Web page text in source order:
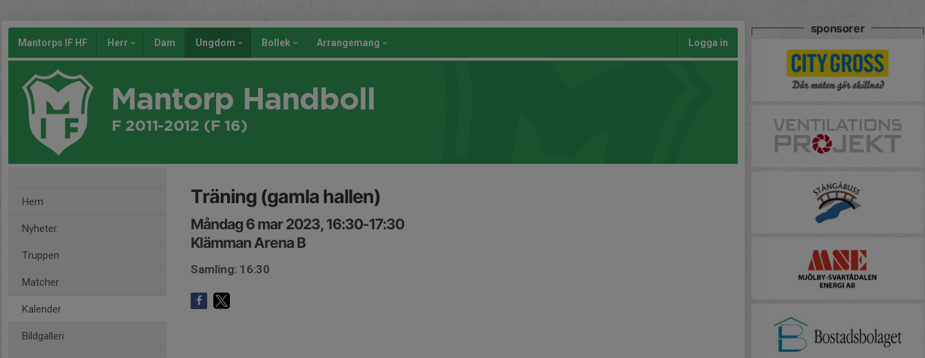
Mantorps IF HF Herr Dam Ungdom Bollek Arrangemang Logga in
Mantorp Handboll
F 2011-2012 (F 16)
Hem
Nyheter
Truppen
Matcher
Kalender
Bildgalleri
Träning (gamla hallen)
Måndag 6 mar 2023, 16:30-17:30
Klämman Arena B
Samling: 16:30
sponsorer